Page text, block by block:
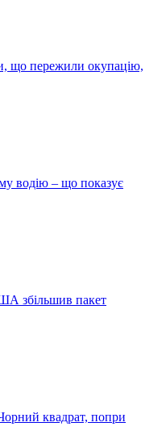
що пережили окупацію,
водію – що показує
збільшив пакет
квадрат, попри